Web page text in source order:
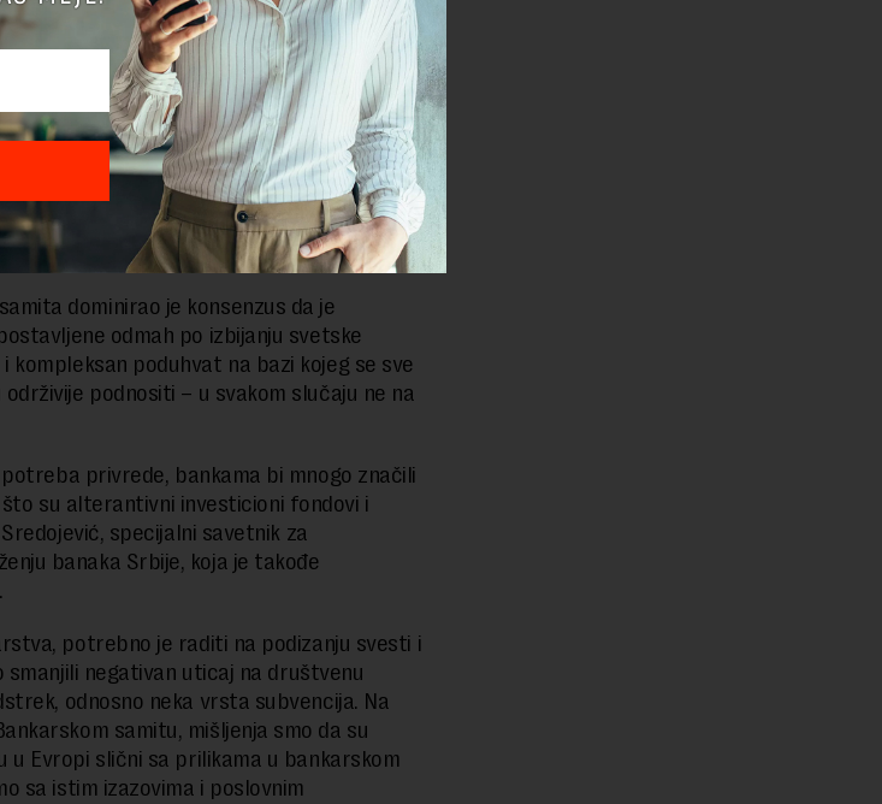
okruženja koje se menja, nove mogućnosti
sferi usmerenoj ka klijentu i zahtevima
FinTech i RegTech. Sve veću pažnju privlači
Banking) koji podrazumeva i
ekonomije u finansijskom svetu.
smatra sprečavanje svih vrsta
terorizma i pranja novca, kao i stepen
poslovanje.“
dominirao je konsenzus da je
odmah po izbijanju svetske
kompleksan poduhvat na bazi kojeg se sve
podnositi – u svakom slučaju ne na
privrede, bankama bi mnogo značili
su alterantivni investicioni fondovi i
specijalni savetnik za
banaka Srbije, koja je takođe
potrebno je raditi na podizanju svesti i
smanjili negativan uticaj na društvenu
odnosno neka vrsta subvencija. Na
samitu, mišljenja smo da su
Evropi slični sa prilikama u bankarskom
sa istim izazovima i poslovnim